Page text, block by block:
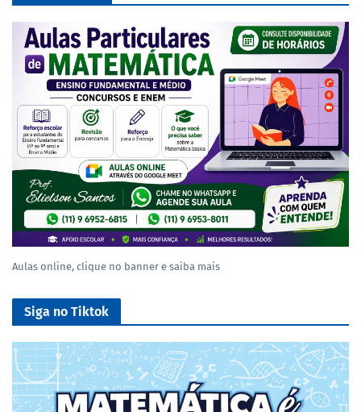
Aulas online, clique no banner e saiba mais
Siga no Tiktok